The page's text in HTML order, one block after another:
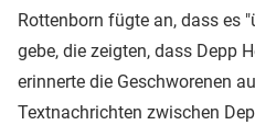
Rottenborn fügte an, dass es
gebe, die zeigten, dass Depp
erinnerte die Geschworenen
Textnachrichten zwischen